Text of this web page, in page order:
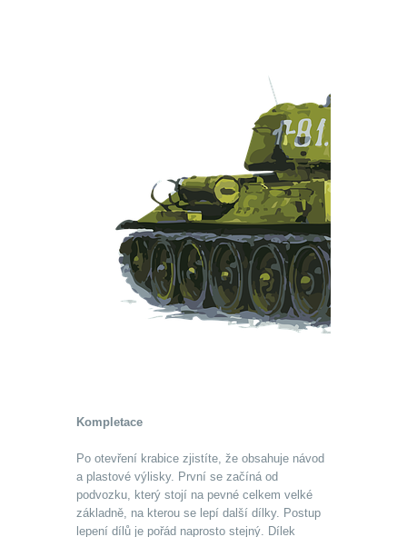
Kompletace
Po otevření krabice zjistíte, že obsahuje návod
a plastové výlisky. První se začíná od
podvozku, který stojí na pevné celkem velké
základně, na kterou se lepí další dílky. Postup
lepení dílů je pořád naprosto stejný. Dílek